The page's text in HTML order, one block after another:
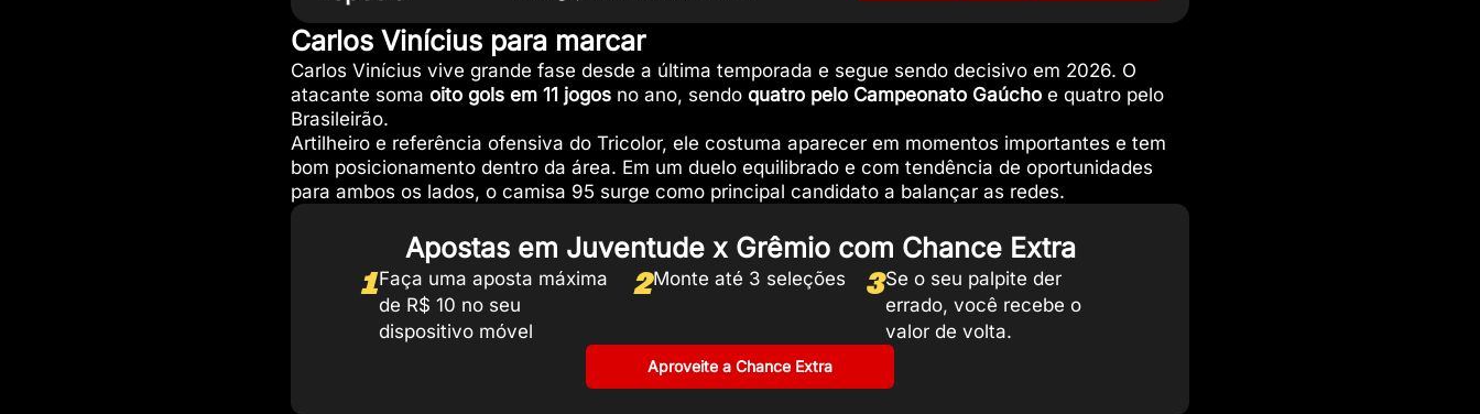
Carlos Vinícius para marcar
Carlos Vinícius vive grande fase desde a última temporada e segue sendo decisivo em 2026. O
atacante soma oito gols em 11 jogos no ano, sendo quatro pelo Campeonato Gaúcho e quatro pelo
Brasileirão.
Artilheiro e referência ofensiva do Tricolor, ele costuma aparecer em momentos importantes e tem
bom posicionamento dentro da área. Em um duelo equilibrado e com tendência de oportunidades
para ambos os lados, o camisa 95 surge como principal candidato a balançar as redes.
Apostas em Juventude x Grêmio com Chance Extra
1Faça uma aposta máxima
de R$ 10 no seu
dispositivo móvel
2Monte até 3 seleções 3Se o seu palpite der
errado, você recebe o
valor de volta.
Aproveite a Chance Extra